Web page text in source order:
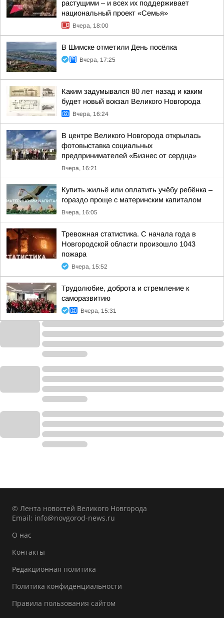
растущими – и всех их поддерживает
национальный проект «Семья»
Вчера, 18:00
В Шимске отметили День посёлка
Вчера, 17:25
Каким задумывался 80 лет назад и каким
будет новый вокзал Великого Новгорода
Вчера, 16:24
В центре Великого Новгорода открылась
фотовыставка социальных
предпринимателей «Бизнес от сердца»
Вчера, 16:21
Купить жильё или оплатить учёбу ребёнка –
гораздо проще с материнским капиталом
Вчера, 16:05
Тревожная статистика. С начала года в
Новгородской области произошло 1043
пожара
Вчера, 15:52
Трудолюбие, доброта и стремление к
саморазвитию
Вчера, 15:31
© Лента новостей Великого Новгорода
Email: info@novgorod-news.ru
О нас
Контакты
Редакционная политика
Политика конфиденциальности
Правила пользования сайтом